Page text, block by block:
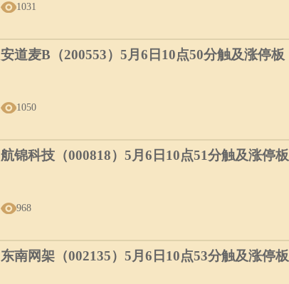
1031
安道麦B（200553）5月6日10点50分触及涨停板
1050
航锦科技（000818）5月6日10点51分触及涨停板
968
东南网架（002135）5月6日10点53分触及涨停板